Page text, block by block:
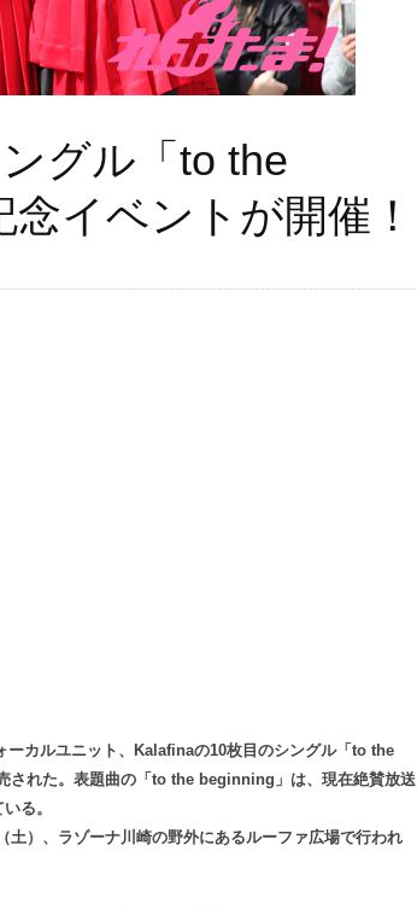
グル「to the
イベントが開催！
カルユニット、Kalafinaの10枚目のシングル「to the
された。表題曲の「to the beginning」は、現在絶賛放送
る。
土）、ラゾーナ川崎の野外にあるルーファ広場で行われ